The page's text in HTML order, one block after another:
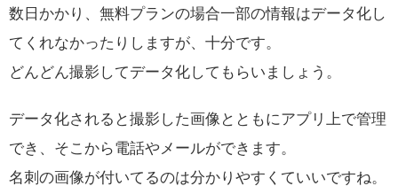
数日かかり、無料プランの場合一部の情報はデータ化し
てくれなかったりしますが、十分です。
どんどん撮影してデータ化してもらいましょう。
データ化されると撮影した画像とともにアプリ上で管理
でき、そこから電話やメールができます。
名刺の画像が付いてるのは分かりやすくていいですね。